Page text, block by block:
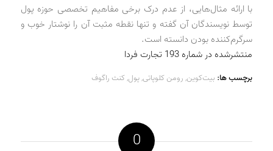
با ارائه مثال‌هایی، از عدم درک برخی مفاهیم تخصصی حوزه پول
توسط نویسندگان آن گفته و تنها نقطه مثبت آن را نوشتار خوب و
سرگرم‌کننده بودن دانسته است.
منتشرشده در شماره 193 تجارت فردا
برچسب ها: بیت‌کوین,رومن کلوپاتی,پول,کنث راگوف
0